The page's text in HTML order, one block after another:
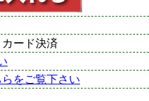
ード決済
らをご覧下さい